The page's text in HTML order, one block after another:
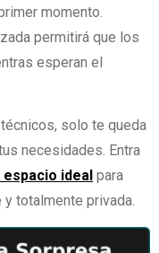
momento.
permitirá que los
esperan el
solo te queda
necesidades. Entra
ideal para
totalmente privada.